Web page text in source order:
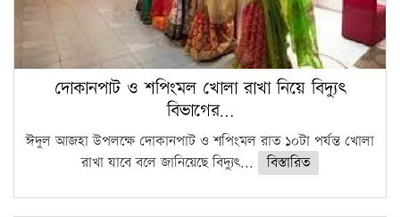
দোকানপাট ও শপিংমল খোলা রাখা নিয়ে বিদ্যুৎ
বিভাগের…
ঈদুল আজহা উপলক্ষে দোকানপাট ও শপিংমল রাত ১০টা পর্যন্ত খোলা
রাখা যাবে বলে জানিয়েছে বিদ্যুৎ...
বিস্তারিত